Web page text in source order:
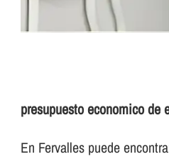
presupuesto economico
En Fervalles puede